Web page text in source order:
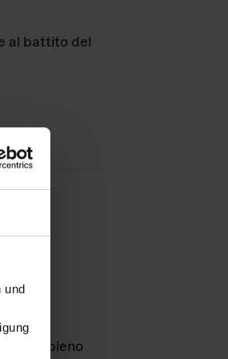
und
al battito del
in pieno